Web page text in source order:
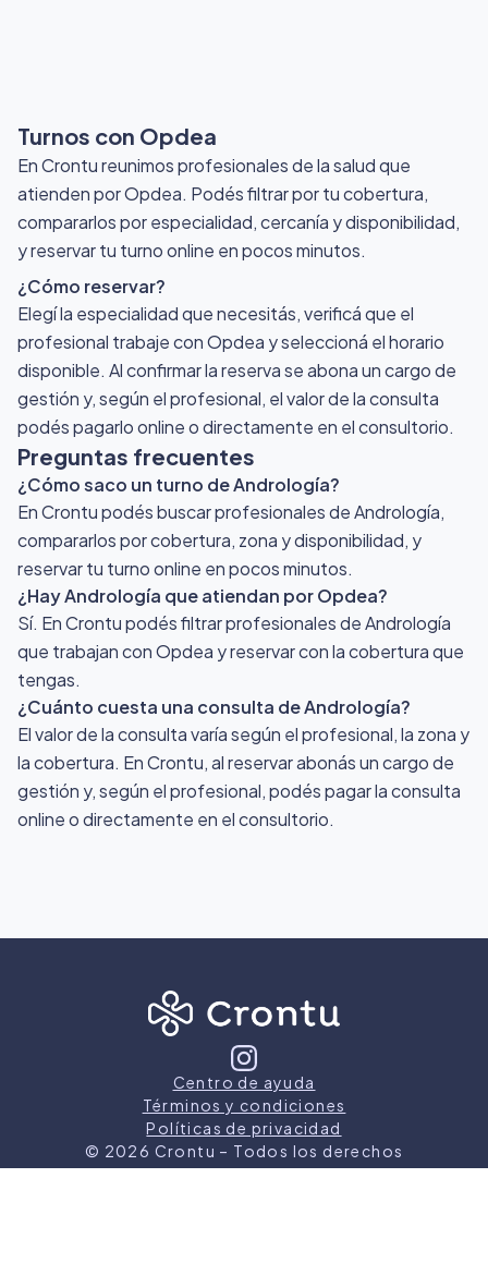
Turnos con Opdea
En Crontu reunimos profesionales de la salud que
atienden por Opdea. Podés filtrar por tu cobertura,
compararlos por especialidad, cercanía y disponibilidad,
y reservar tu turno online en pocos minutos.
¿Cómo reservar?
Elegí la especialidad que necesitás, verificá que el
profesional trabaje con Opdea y seleccioná el horario
disponible. Al confirmar la reserva se abona un cargo de
gestión y, según el profesional, el valor de la consulta
podés pagarlo online o directamente en el consultorio.
Preguntas frecuentes
¿Cómo saco un turno de Andrología?
En Crontu podés buscar profesionales de Andrología,
compararlos por cobertura, zona y disponibilidad, y
reservar tu turno online en pocos minutos.
¿Hay Andrología que atiendan por Opdea?
Sí. En Crontu podés filtrar profesionales de Andrología
que trabajan con Opdea y reservar con la cobertura que
tengas.
¿Cuánto cuesta una consulta de Andrología?
El valor de la consulta varía según el profesional, la zona y
la cobertura. En Crontu, al reservar abonás un cargo de
gestión y, según el profesional, podés pagar la consulta
online o directamente en el consultorio.
Centro de ayuda
Términos y condiciones
Políticas de privacidad
© 2026 Crontu – Todos los derechos
reservados